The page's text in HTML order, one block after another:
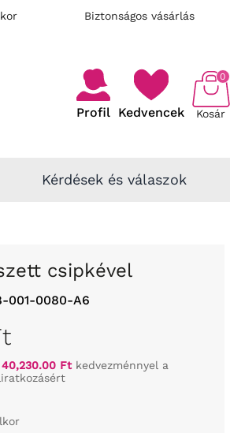
Biztonságos vásárlás
Profil Kedvencek Kosár
0
Kérdések és válaszok
csipkével
001-0080-A6
40,230.00 Ftkedvezménnyel a